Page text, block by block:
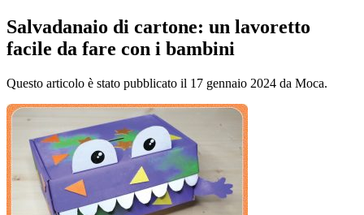
Salvadanaio di cartone: un lavoretto
facile da fare con i bambini
Questo articolo è stato pubblicato il 17 gennaio 2024 da Moca.